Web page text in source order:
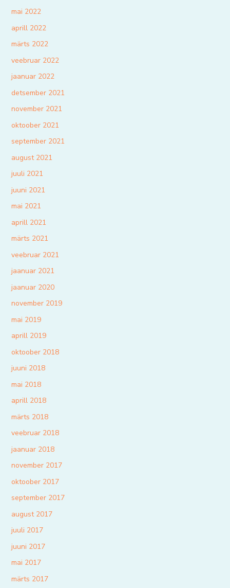
mai 2022
aprill 2022
märts 2022
veebruar 2022
jaanuar 2022
detsember 2021
november 2021
oktoober 2021
september 2021
august 2021
juuli 2021
juuni 2021
mai 2021
aprill 2021
märts 2021
veebruar 2021
jaanuar 2021
jaanuar 2020
november 2019
mai 2019
aprill 2019
oktoober 2018
juuni 2018
mai 2018
aprill 2018
märts 2018
veebruar 2018
jaanuar 2018
november 2017
oktoober 2017
september 2017
august 2017
juuli 2017
juuni 2017
mai 2017
märts 2017